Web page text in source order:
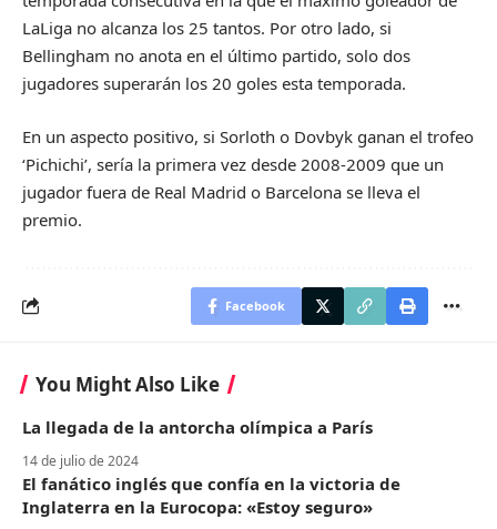
LaLiga no alcanza los 25 tantos. Por otro lado, si
Bellingham no anota en el último partido, solo dos
jugadores superarán los 20 goles esta temporada.
En un aspecto positivo, si Sorloth o Dovbyk ganan el trofeo
‘Pichichi’, sería la primera vez desde 2008-2009 que un
jugador fuera de Real Madrid o Barcelona se lleva el
premio.
Facebook
You Might Also Like
La llegada de la antorcha olímpica a París
14 de julio de 2024
El fanático inglés que confía en la victoria de
Inglaterra en la Eurocopa: «Estoy seguro»